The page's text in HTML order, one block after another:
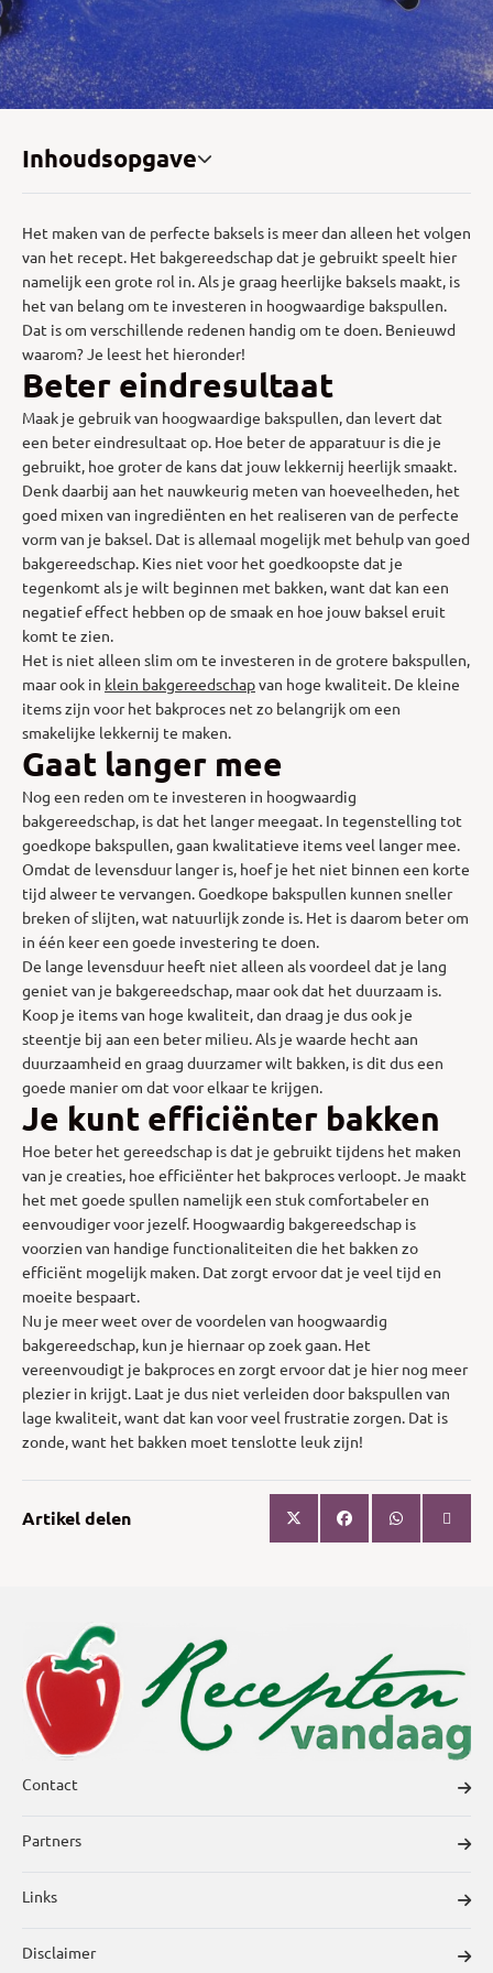
Inhoudsopgave
Het maken van de perfecte baksels is meer dan alleen het volgen
van het recept. Het bakgereedschap dat je gebruikt speelt hier
namelijk een grote rol in. Als je graag heerlijke baksels maakt, is
het van belang om te investeren in hoogwaardige bakspullen.
Dat is om verschillende redenen handig om te doen. Benieuwd
waarom? Je leest het hieronder!
Beter eindresultaat
Maak je gebruik van hoogwaardige bakspullen, dan levert dat
een beter eindresultaat op. Hoe beter de apparatuur is die je
gebruikt, hoe groter de kans dat jouw lekkernij heerlijk smaakt.
Denk daarbij aan het nauwkeurig meten van hoeveelheden, het
goed mixen van ingrediënten en het realiseren van de perfecte
vorm van je baksel. Dat is allemaal mogelijk met behulp van goed
bakgereedschap. Kies niet voor het goedkoopste dat je
tegenkomt als je wilt beginnen met bakken, want dat kan een
negatief effect hebben op de smaak en hoe jouw baksel eruit
komt te zien.
Het is niet alleen slim om te investeren in de grotere bakspullen,
maar ook in klein bakgereedschapvan hoge kwaliteit. De kleine
items zijn voor het bakproces net zo belangrijk om een
smakelijke lekkernij te maken.
Gaat langer mee
Nog een reden om te investeren in hoogwaardig
bakgereedschap, is dat het langer meegaat. In tegenstelling tot
goedkope bakspullen, gaan kwalitatieve items veel langer mee.
Omdat de levensduur langer is, hoef je het niet binnen een korte
tijd alweer te vervangen. Goedkope bakspullen kunnen sneller
breken of slijten, wat natuurlijk zonde is. Het is daarom beter om
in één keer een goede investering te doen.
De lange levensduur heeft niet alleen als voordeel dat je lang
geniet van je bakgereedschap, maar ook dat het duurzaam is.
Koop je items van hoge kwaliteit, dan draag je dus ook je
steentje bij aan een beter milieu. Als je waarde hecht aan
duurzaamheid en graag duurzamer wilt bakken, is dit dus een
goede manier om dat voor elkaar te krijgen.
Je kunt efficiënter bakken
Hoe beter het gereedschap is dat je gebruikt tijdens het maken
van je creaties, hoe efficiënter het bakproces verloopt. Je maakt
het met goede spullen namelijk een stuk comfortabeler en
eenvoudiger voor jezelf. Hoogwaardig bakgereedschap is
voorzien van handige functionaliteiten die het bakken zo
efficiënt mogelijk maken. Dat zorgt ervoor dat je veel tijd en
moeite bespaart.
Nu je meer weet over de voordelen van hoogwaardig
bakgereedschap, kun je hiernaar op zoek gaan. Het
vereenvoudigt je bakproces en zorgt ervoor dat je hier nog meer
plezier in krijgt. Laat je dus niet verleiden door bakspullen van
lage kwaliteit, want dat kan voor veel frustratie zorgen. Dat is
zonde, want het bakken moet tenslotte leuk zijn!
Artikel delen
Contact
Partners
Links
Disclaimer